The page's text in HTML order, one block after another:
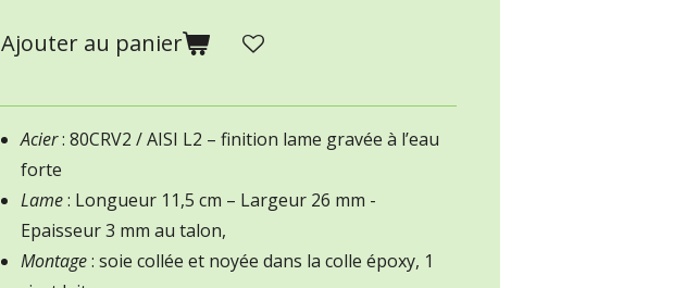
Ajouter au panier
Acier: 80CRV2 / AISI L2 – finition lame gravée à l’eau
forte
Lame: Longueur 11,5 cm – Largeur 26 mm -
Epaisseur 3 mm au talon,
Montage: soie collée et noyée dans la colle époxy, 1